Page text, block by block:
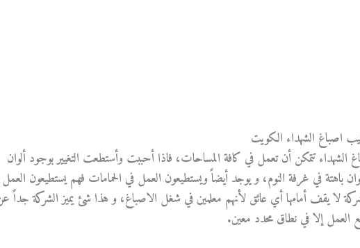
اصباغ الشهداء الكويت
تتمكن أن تعمل في كافة المساحات، فاذا أحببت وأستطعت التغيير بوجود ألوان
باهتة في غرفة النوم، و يوجد أيضاً ويستطيعون العمل في الحمامات فهم يستطيعون العمل
لا يقف أمامها أي عائق لأنهم معلمين في شغل الاصباغ، و هذا شئ يميز الشركة جداً
العمل إلا في نطاق محدد معين.